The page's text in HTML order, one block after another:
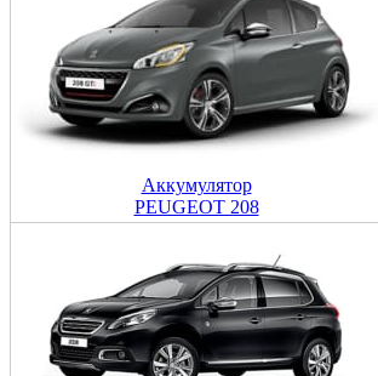
Аккумулятор
PEUGEOT 208